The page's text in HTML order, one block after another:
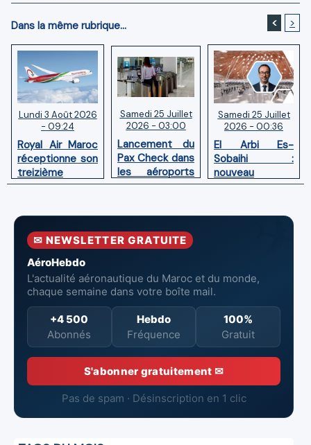
Dans la même rubrique... < >
Lundi 3 Août 2026
- 09:24
Royal Air Maroc
réceptionne son
treizième
Boeing 787
Samedi 25 Juillet
2026 - 03:00
Lancement du
Pax Check dans
les aéroports
du Maroc
Samedi 25 Juillet
2026 - 00:36
El Arbi Es-
Sobaihi :
nouveau
directeur à la
l’Aéroport
Mohammed V
✉ NEWSLETTER GRATUITE
AéroHebdo
L'actualité aéronautique du Maroc et du monde,
chaque semaine dans votre boîte mail.
+4 500
Abonnés
Hebdo
Fréquence
100%
Gratuit
S'abonner gratuitement ✉
Pas de spam · Désinscription en 1 clic